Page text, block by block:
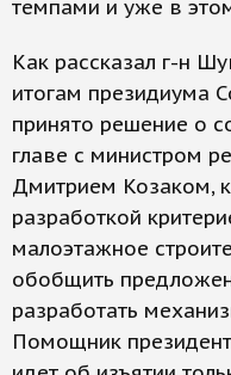
темпами и уже в
Как рассказал г-н
итогам президиума
принято решение о
главе с министром
Дмитрием Козаком,
разработкой
малоэтажное
обобщить
разработать
Помощник